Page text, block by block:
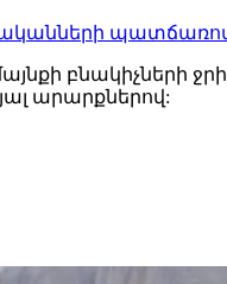
բնակիչների
արարքներով: